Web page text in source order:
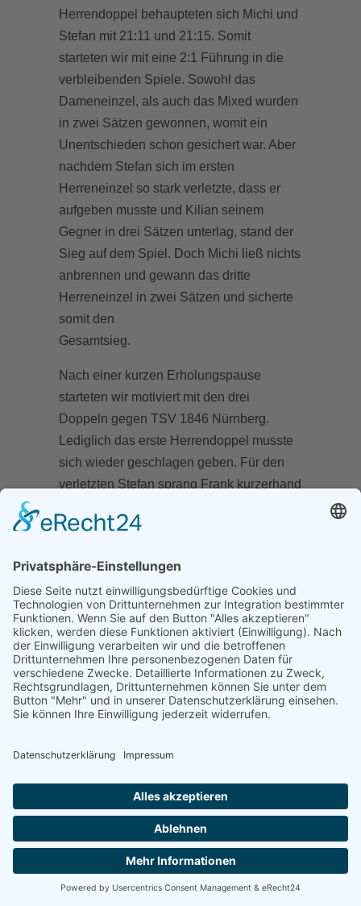
Herrendoppel behaupteten sich Michi und
Stefan mit 21:11 und 21:15. Somit
starteten wir mit eine 2:1 Führung in die
verbleibenden Spiele. Sowohl das
Dameneinzel, als auch das Mixed wurden
in zwei Sätzen gewonnen, womit ein
Unentschieden schon gesichert war. Aber
nachdem Stefan sich im ersten
Herreneinzel so stark verletzte, dass er
aufgeben musste und Kilian seinem
Gegner in drei Sätzen unterlag, stand der
Sieg auf dem Spiel. Doch Michi ließ nichts
anbrennen und gewann das dritte
Herreneinzel in zwei Sätzen und sicherte
somit den
Gesamtsieg.
Nach einer kurzen Erholungspause
starteten wir motiviert mit den drei
Doppeln gegen TSV 1846 Nürnberg.
Lediglich das erste Herrendoppel musste
sich wieder geschlagen geben. Für den
verletzten Stefan sprang Frank kurzerhand
sein Einzel in zwei klaren Sätzen. Das
zwei Sätzen, wodurch der Gesamtsieg
eingefahren war. Doch auch Fabian und
Chrissi im Mixed und Michi im Einzel
entschieden ihre Partien noch für sich und
machten den somit 7:1 Sieg perfekt.
Derbytime
waren „zu Besuch“ und versuchten,
Punkte mit nach Hause zu nehmen, aber
das wollten wir natürlich nicht zulassen.
Im ersten Spiel gegen Nürnberg
begannen die Doppel nicht gut für uns.